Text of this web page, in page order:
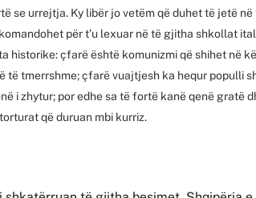
se urrejtja. Ky libër jo vetëm që duhet të jetë
për t’u lexuar në të gjitha shkollat
historike: çfarë është komunizmi që shihet në
të tmerrshme; çfarë vuajtjesh ka hequr populli
i zhytur; por edhe sa të fortë kanë qenë gratë
që duruan mbi kurriz.